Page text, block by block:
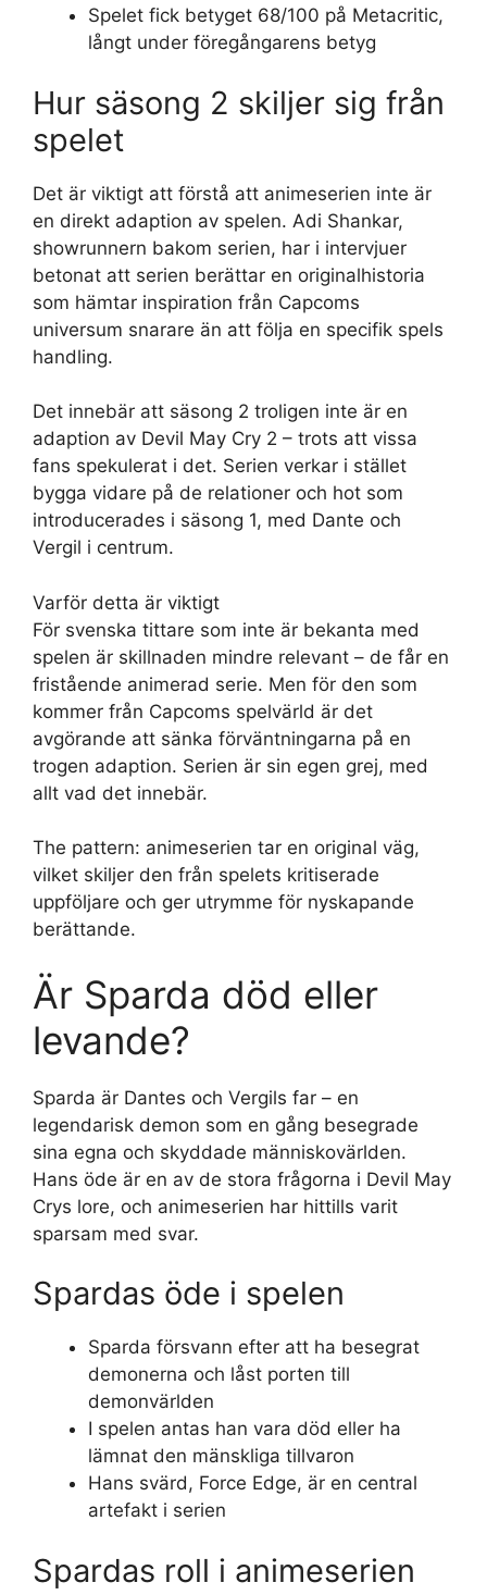
Spelet fick betyget 68/100 på Metacritic,
långt under föregångarens betyg
Hur säsong 2 skiljer sig från
spelet
Det är viktigt att förstå att animeserien inte är
en direkt adaption av spelen. Adi Shankar,
showrunnern bakom serien, har i intervjuer
betonat att serien berättar en originalhistoria
som hämtar inspiration från Capcoms
universum snarare än att följa en specifik spels
handling.
Det innebär att säsong 2 troligen inte är en
adaption av Devil May Cry 2 – trots att vissa
fans spekulerat i det. Serien verkar i stället
bygga vidare på de relationer och hot som
introducerades i säsong 1, med Dante och
Vergil i centrum.
Varför detta är viktigt
För svenska tittare som inte är bekanta med
spelen är skillnaden mindre relevant – de får en
fristående animerad serie. Men för den som
kommer från Capcoms spelvärld är det
avgörande att sänka förväntningarna på en
trogen adaption. Serien är sin egen grej, med
allt vad det innebär.
The pattern: animeserien tar en original väg,
vilket skiljer den från spelets kritiserade
uppföljare och ger utrymme för nyskapande
berättande.
Är Sparda död eller
levande?
Sparda är Dantes och Vergils far – en
legendarisk demon som en gång besegrade
sina egna och skyddade människovärlden.
Hans öde är en av de stora frågorna i Devil May
Crys lore, och animeserien har hittills varit
sparsam med svar.
Spardas öde i spelen
Sparda försvann efter att ha besegrat
demonerna och låst porten till
demonvärlden
I spelen antas han vara död eller ha
lämnat den mänskliga tillvaron
Hans svärd, Force Edge, är en central
artefakt i serien
Spardas roll i animeserien